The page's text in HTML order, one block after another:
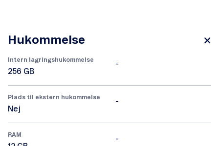
Hukommelse
Intern lagringshukommelse
256 GB
-
Plads til ekstern hukommelse
Nej
-
RAM -